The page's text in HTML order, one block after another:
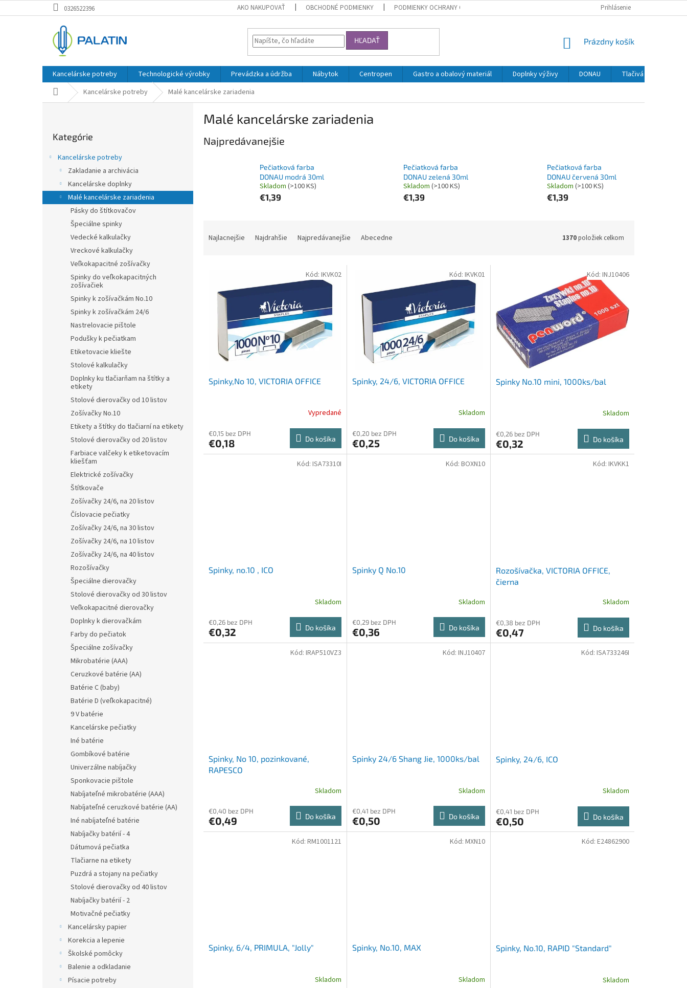
na
0326522396 AKO NAKUPOVAŤ OBCHODNÉ PODMIENKY PODMIENKY OCHRANY OSOBNÝCH ÚDAJOV Prihlásenie
HĽADAŤ
NÁKUPNÝ
Prázdny košík
Kancelárske potreby Technologické výrobky Prevádzka a údržba Nábytok Centropen Gastro a obalový materiál Doplnky výživy DONAU Tlačivá
DomovKancelárske potreby Malé kancelárske zariadenia
kategórie
Kategórie
Kancelárske potreby
Zakladanie a archivácia
Kancelárske doplnky
Malé kancelárske zariadenia
Pásky do štítkovačov
Špeciálne spinky
Vedecké kalkulačky
Vreckové kalkulačky
Veľkokapacitné zošívačky
Spinky do veľkokapacitných
zošívačiek
Spinky k zošívačkám No.10
Spinky k zošívačkám 24/6
Nastrelovacie pištole
Podušky k pečiatkam
Etiketovacie kliešte
Stolové kalkulačky
Doplnky ku tlačiarňam na štítky a
etikety
Stolové dierovačky od 10 listov
Zošívačky No.10
Etikety a štítky do tlačiarní na etikety
Stolové dierovačky od 20 listov
Farbiace valčeky k etiketovacím
kliešťam
Elektrické zošívačky
Štítkovače
Zošívačky 24/6, na 20 listov
Číslovacie pečiatky
Zošívačky 24/6, na 30 listov
Zošívačky 24/6, na 10 listov
Zošívačky 24/6, na 40 listov
Rozošívačky
Špeciálne dierovačky
Stolové dierovačky od 30 listov
Veľkokapacitné dierovačky
Doplnky k dierovačkám
Farby do pečiatok
Špeciálne zošívačky
Mikrobatérie (AAA)
Ceruzkové batérie (AA)
Batérie C (baby)
Batérie D (veľkokapacitné)
9 V batérie
Kancelárske pečiatky
Iné batérie
Gombíkové batérie
Univerzálne nabíjačky
Sponkovacie pištole
Nabíjateľné mikrobatérie (AAA)
Nabíjateľné ceruzkové batérie (AA)
Iné nabíjateľné batérie
Nabíjačky batérií - 4
Dátumová pečiatka
Tlačiarne na etikety
Puzdrá a stojany na pečiatky
Stolové dierovačky od 40 listov
Nabíjačky batérií - 2
Motivačné pečiatky
Kancelársky papier
Korekcia a lepenie
Školské pomôcky
Balenie a odkladanie
Písacie potreby
Malé kancelárske zariadenia
Najpredávanejšie
Pečiatková farba
DONAU modrá 30ml
Skladom (>100 KS)
€1,39
Pečiatková farba
DONAU zelená 30ml
Skladom (>100 KS)
€1,39
Pečiatková farba
DONAU červená 30ml
Skladom (>100 KS)
€1,39
Najlacnejšie Najdrahšie Najpredávanejšie Abecedne 1370položiek celkom
Spinky,No 10, VICTORIA OFFICE
Vypredané
€0,15 bez DPH
€0,18 Do košíka
Kód: IKVK02
Spinky, 24/6, VICTORIA OFFICE
Skladom
€0,20 bez DPH
€0,25 Do košíka
Kód: IKVK01
Spinky No.10 mini, 1000ks/bal
Skladom
€0,26 bez DPH
€0,32 Do košíka
Kód: INJ10406
Spinky, no.10 , ICO
Skladom
€0,26 bez DPH
€0,32 Do košíka
Kód: ISA73310I
Spinky Q No.10
Skladom
€0,29 bez DPH
€0,36 Do košíka
Kód: BOXN10
Rozošívačka, VICTORIA OFFICE,
čierna
Skladom
€0,38 bez DPH
€0,47 Do košíka
Kód: IKVKK1
Spinky, No 10, pozinkované,
RAPESCO
Skladom
€0,40 bez DPH
€0,49 Do košíka
Kód: IRAP510VZ3
Spinky 24/6 Shang Jie, 1000ks/bal
Skladom
€0,41 bez DPH
€0,50 Do košíka
Kód: INJ10407
Spinky, 24/6, ICO
Skladom
€0,41 bez DPH
€0,50 Do košíka
Kód: ISA733246I
Spinky, 6/4, PRIMULA, "Jolly"
Skladom
Kód: RM1001121
Spinky, No.10, MAX
Skladom
Kód: MXN10
Spinky, No.10, RAPID "Standard"
Skladom
Kód: E24862900